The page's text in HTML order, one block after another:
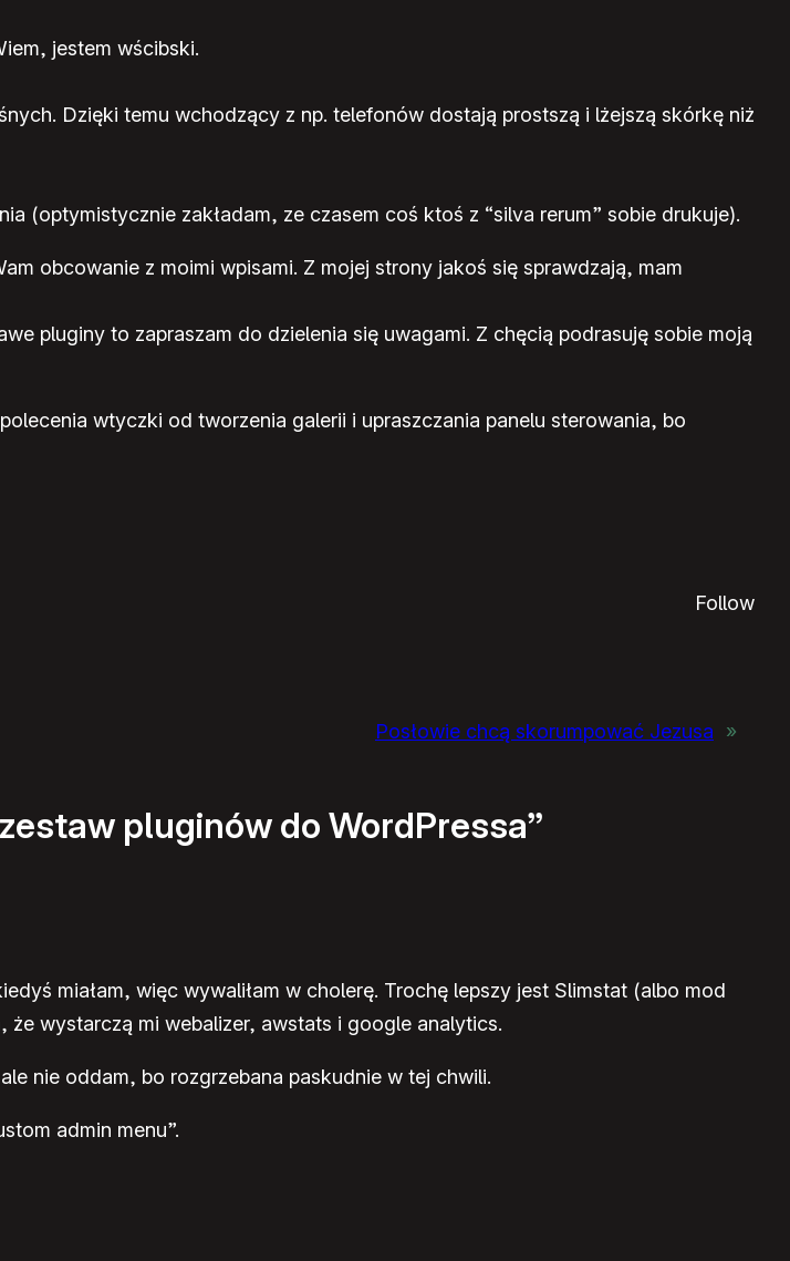
jestem wścibski.
Dzięki temu wchodzący z np. telefonów dostają prostszą i lżejszą skórkę niż
(optymistycznie zakładam, ze czasem coś ktoś z “silva rerum” sobie drukuje).
obcowanie z moimi wpisami. Z mojej strony jakoś się sprawdzają, mam
pluginy to zapraszam do dzielenia się uwagami. Z chęcią podrasuję sobie moją
wtyczki od tworzenia galerii i upraszczania panelu sterowania, bo
Follow
Posłowie chcą skorumpować Jezusa »
pluginów do WordPressa”
miałam, więc wywaliłam w cholerę. Trochę lepszy jest Slimstat (albo mod
że wystarczą mi webalizer, awstats i google analytics.
nie oddam, bo rozgrzebana paskudnie w tej chwili.
admin menu”.